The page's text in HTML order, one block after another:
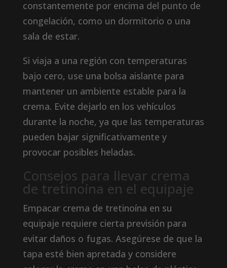
constantemente por encima del punto de
congelación, como un dormitorio o una
sala de estar.
Si viaja a una región con temperaturas
bajo cero, use una bolsa aislante para
mantener un ambiente estable para la
crema. Evite dejarlo en los vehículos
durante la noche, ya que las temperaturas
pueden bajar significativamente y
provocar posibles heladas.
Consejos para llevar crema
de tretinoína en el equipaje
Empacar crema de tretinoína en su
equipaje requiere cierta previsión para
evitar daños o fugas. Asegúrese de que la
tapa esté bien apretada y considere